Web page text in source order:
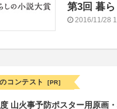
第3回 暮
2016/11/28
コンテスト [PR]
山火事予防ポスター用原画